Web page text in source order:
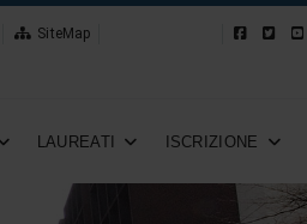
SiteMap
LAUREATI ISCRIZIONE